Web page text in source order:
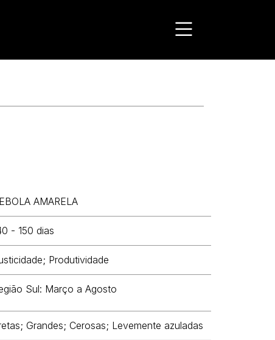
AMARELA
- 150 dias
Produtividade
Sul: Março a Agosto
Grandes; Cerosas; Levemente azuladas